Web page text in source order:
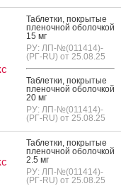
Таб­летки, пок­ры­тые
пле­ноч­ной обо­лоч­кой
15 мг
РУ: ЛП-№(011414)-
(РГ-RU) от 25.08.25
Таб­летки, пок­ры­тые
пле­ноч­ной обо­лоч­кой
20 мг
РУ: ЛП-№(011414)-
(РГ-RU) от 25.08.25
Таб­летки, пок­ры­тые
пле­ноч­ной обо­лоч­кой
2.5 мг
РУ: ЛП-№(011414)-
(РГ-RU) от 25.08.25